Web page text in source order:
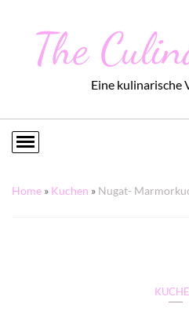
The
Eine kulinarische
Home » Kuchen » Nugat-